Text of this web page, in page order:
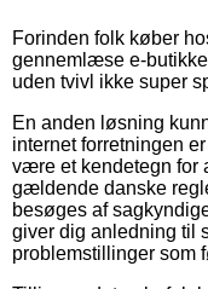
Forinden folk køber
gennemlæse e-
uden tvivl ikke super
En anden løsning
internet forretningen
være et kendetegn for
gældende danske
besøges af
giver dig anledning til
problemstillinger som